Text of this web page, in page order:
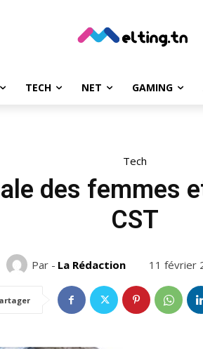
TECH NET GAMING
Tech
des femmes
CST
Par - La Rédaction 11 février